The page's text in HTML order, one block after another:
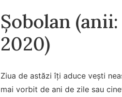
Șobolan (anii:
2020)
Ziua de astăzi îți aduce vești
mai vorbit de ani de zile sau